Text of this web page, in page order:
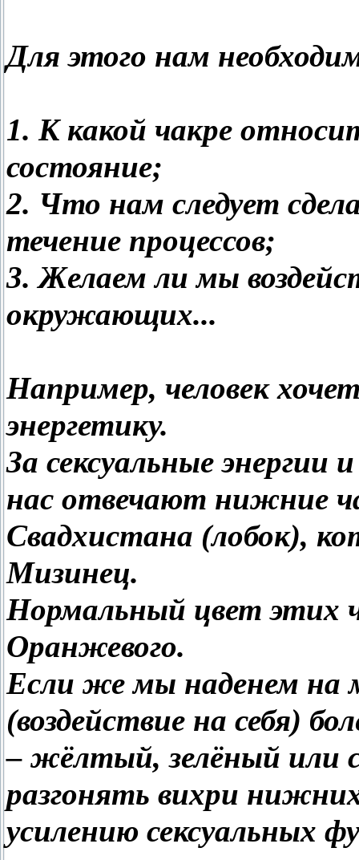
Для этого нам
1. К какой чакре
состояние;
2. Что нам следует
течение процессов;
3. Желаем ли мы
окружающих...
Например, человек
энергетику.
За сексуальные энергии
нас отвечают нижние
Свадхистана (лобок),
Мизинец.
Нормальный цвет этих
Оранжевого.
Если же мы наденем на
(воздействие на себя)
– жёлтый, зелёный или
разгонять вихри
усилению сексуальных